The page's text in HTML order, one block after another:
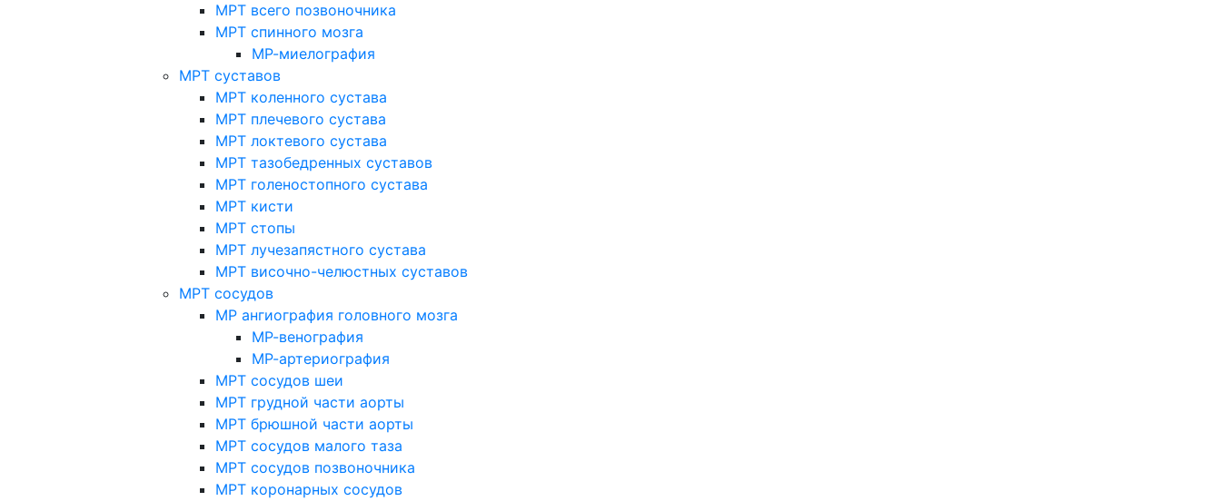
МРТ всего позвоночника
МРТ спинного мозга
МР-миелография
МРТ суставов
МРТ коленного сустава
МРТ плечевого сустава
МРТ локтевого сустава
МРТ тазобедренных суставов
МРТ голеностопного сустава
МРТ кисти
МРТ стопы
МРТ лучезапястного сустава
МРТ височно-челюстных суставов
МРТ сосудов
МР ангиография головного мозга
МР-венография
МР-артериография
МРТ сосудов шеи
МРТ грудной части аорты
МРТ брюшной части аорты
МРТ сосудов малого таза
МРТ сосудов позвоночника
МРТ коронарных сосудов